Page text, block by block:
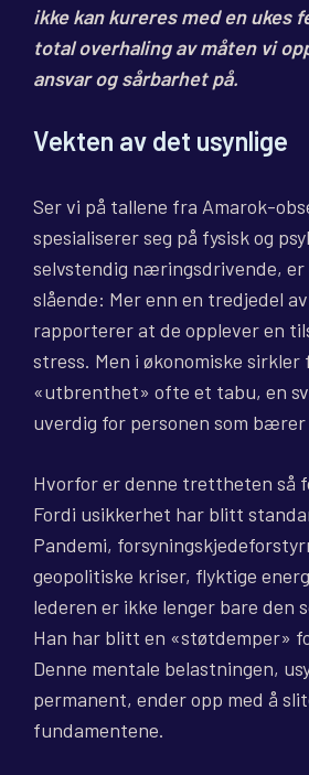
ikke kan kureres med en ukes
total overhaling av måten vi
ansvar og sårbarhet på.
Vekten av det usynlige
Ser vi på tallene fra Amarok-
spesialiserer seg på fysisk og
selvstendig næringsdrivende, er
slående: Mer enn en tredjedel
rapporterer at de opplever en
stress. Men i økonomiske
«utbrenthet» ofte et tabu, en
uverdig for personen som bærer
Hvorfor er denne trettheten så
Fordi usikkerhet har blitt
Pandemi,
geopolitiske kriser, flyktige
lederen er ikke lenger bare den
Han har blitt en «støtdemper»
Denne mentale belastningen,
permanent, ender opp med å
fundamentene.